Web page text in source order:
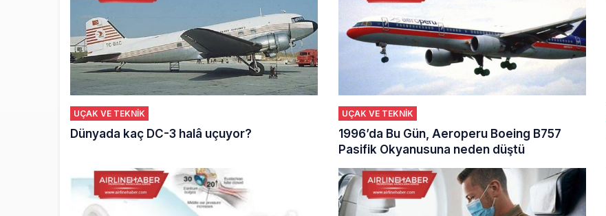
UÇAK VE TEKNİK
Dünyada kaç DC-3 halâ uçuyor?
UÇAK VE TEKNİK
1996’da Bu Gün, Aeroperu Boeing B757
Pasifik Okyanusuna neden düştü